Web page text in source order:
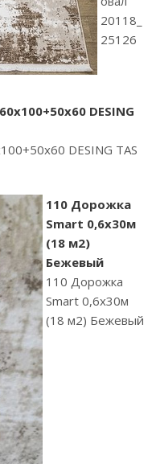
20118_
25126
DESING
DESING TAS
110 Дорожка
Smart 0,6х30м
(18 м2)
Бежевый
110 Дорожка
Smart 0,6х30м
(18 м2) Бежевый